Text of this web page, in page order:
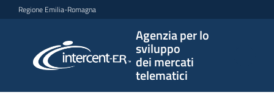
Vai al contenuto
Vai alla navigazione
Vai al footer
Regione Emilia-Romagna
Agenzia per lo
sviluppo
dei mercati
telematici
per lo
sviluppo